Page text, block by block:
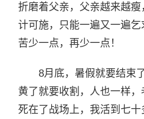
折磨着父亲，父亲越来越
计可施，只能一遍又一遍
苦少一点，再少一点！
8月底，暑假就要结束
黄了就要收割，人也一样
死在了战场上，我活到七